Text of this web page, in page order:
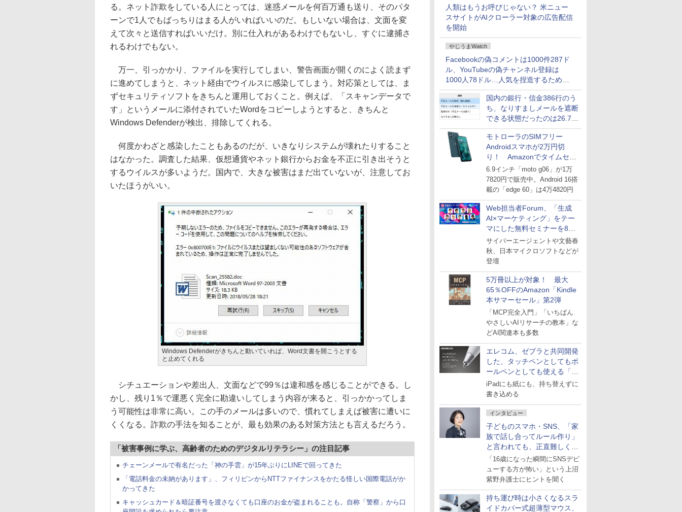
ど！その14】
人類はもうお呼びじゃない？ 米ニュー
スサイトがAIクローラー対象の広告配信
を開始
やじうまWatch
Facebookの偽コメントは1000件287ド
ル、YouTubeの偽チャンネル登録は
1000人78ドル…人気を捏造するための
価格リストが公開中
国内の銀行・信金386行のう
ち、なりすましメールを遮断
できる状態だったのは26.7％
にとどまる～GMOブランド
セキュリティ調査
モトローラのSIMフリー
Androidスマホが2万円切
り！ Amazonでタイムセー
ル
6.9インチ「moto g06」が1万
7820円で販売中。Android 16搭
載の「edge 60」は4万4820円
Web担当者Forum、「生成
AI×マーケティング」をテー
マにした無料セミナーを8月
27日にオンライン開催
サイバーエージェントや文藝春
秋、日本マイクロソフトなどが
登壇
5万冊以上が対象！ 最大
65％OFFのAmazon「Kindle
本サマーセール」第2弾
「MCP完全入門」「いちばん
やさしいAIリサーチの教本」な
どAI関連本も多数
エレコム、ゼブラと共同開発
した、タッチペンとしてもボ
ールペンとしても使える「ス
タイラスツーウェイ」発売
iPadにも紙にも、持ち替えずに
書き込める
インタビュー
子どものスマホ・SNS、「家
族で話し合ってルール作り」
と言われても、正直難しくな
いですか？
「16歳になった瞬間にSNSデビ
ューする方が怖い」という上沼
紫野弁護士にヒントを聞く
持ち運び時は小さくなるスラ
イドカバー式超薄型マウス、
る。ネット詐欺をしている人にとっては、迷惑メールを何百万通も送り、そのパタ
ーンで1人でもばっちりはまる人がいればいいのだ。もしいない場合は、文面を変
えて次々と送信すればいいだけ。別に仕入れがあるわけでもないし、すぐに逮捕さ
れるわけでもない。
万一、引っかかり、ファイルを実行してしまい、警告画面が開くのによく読まず
に進めてしまうと、ネット経由でウイルスに感染してしまう。対応策としては、ま
ずセキュリティソフトをきちんと運用しておくこと。例えば、「スキャンデータで
す」というメールに添付されていたWordをコピーしようとすると、きちんと
Windows Defenderが検出、排除してくれる。
何度かわざと感染したこともあるのだが、いきなりシステムが壊れたりすること
はなかった。調査した結果、仮想通貨やネット銀行からお金を不正に引き出そうと
するウイルスが多いようだ。国内で、大きな被害はまだ出ていないが、注意してお
いたほうがいい。
Windows Defenderがきちんと動いていれば、Word文書を開こうとする
と止めてくれる
シチュエーションや差出人、文面などで99％は違和感を感じることができる。し
かし、残り1％で運悪く完全に勘違いしてしまう内容が来ると、引っかかってしま
う可能性は非常に高い。この手のメールは多いので、慣れてしまえば被害に遭いに
くくなる。詐欺の手法を知ることが、最も効果のある対策方法とも言えるだろう。
「被害事例に学ぶ、高齢者のためのデジタルリテラシー」の注目記事
チェーンメールで有名だった「神の手雲」が15年ぶりにLINEで回ってきた
「電話料金の未納があります」、フィリピンからNTTファイナンスをかたる怪しい国際電話がか
かってきた
キャッシュカード＆暗証番号を渡さなくても口座のお金が盗まれることも。自称「警察」から口